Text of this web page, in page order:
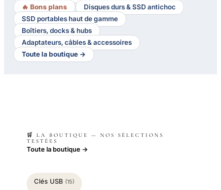
🔥 Bons plans
Disques durs & SSD antichoc
SSD portables haut de gamme
Boîtiers, docks & hubs
Adaptateurs, câbles & accessoires
Toute la boutique →
🛒 LA BOUTIQUE — NOS SÉLECTIONS
TESTÉES
Toute la boutique →
Clés USB (15)